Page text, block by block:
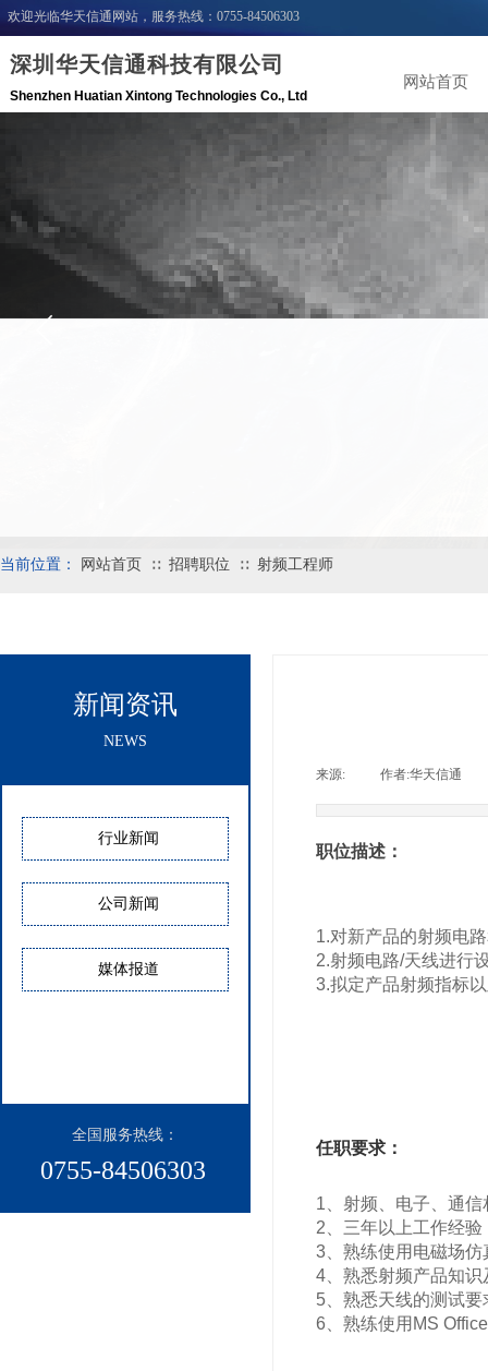
欢迎光临华天信通网站，服务热线：0755-84506303
深圳华天信通科技有限公司
Shenzhen Huatian Xintong Technologies Co., Ltd
网站首页
当前位置： 网站首页 ∷ 招聘职位 ∷ 射频工程师
全国服务热线：​
行业新闻
公司新闻
媒体报道
NEWS
0755-84506303
新闻资讯
来源: 作者:华天信通
职位描述：
1.对新产品的射频电
2.射频电路/天线进行
3.拟定产品射频指标
任职要求：
1、射频、电子、通
2、三年以上工作经
3、熟练使用电磁场
4、熟悉射频产品知
5、熟悉天线的测试要
6、熟练使用MS